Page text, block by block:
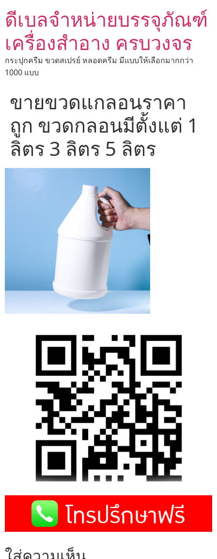
ดีเบลจำหน่ายบรรจุภัณฑ์
เครื่องสำอาง ครบวงจร
กระปุกครีม ขวดสเปรย์ หลอดครีม มีแบบให้เลือกมากกว่า
1000 แบบ
ขายขวดแกลอนราคา
ถูก ขวดกลอนมีตั้งแต่ 1
ลิตร 3 ลิตร 5 ลิตร